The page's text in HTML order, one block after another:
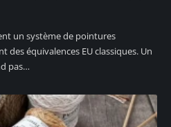
un système de pointures
des équivalences EU classiques. Un
pas…